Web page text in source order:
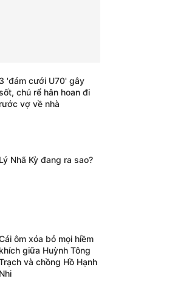
3 'đám cưới U70' gây
chú rể hân hoan đi
rước vợ về nhà
Lý Nhã Kỳ đang ra sao?
ôm xóa bỏ mọi hiềm
khích giữa Huỳnh Tông
và chồng Hồ Hạnh
Nhi